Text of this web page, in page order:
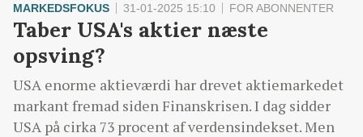
MARKEDSFOKUS 31-01-2025 15:10 FOR ABONNENTER
Taber USA's aktier næste
opsving?
USA enorme aktieværdi har drevet aktiemarkedet
markant fremad siden Finanskrisen. I dag sidder
USA på cirka 73 procent af verdensindekset. Men